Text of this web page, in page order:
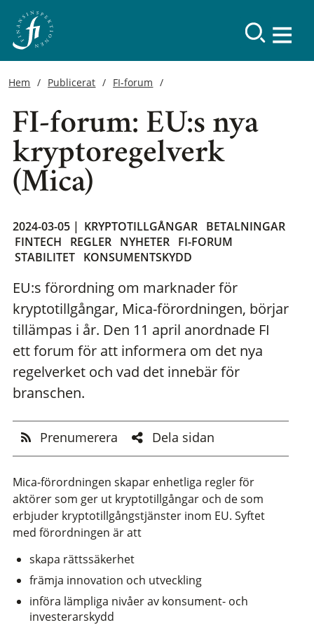
Hem Publicerat FI-forum
FI-forum: EU:s nya
kryptoregelverk
(Mica)
2024-03-05 | KRYPTOTILLGÅNGAR BETALNINGAR
FINTECH
REGLER NYHETER FI-FORUM
STABILITET KONSUMENTSKYDD
EU:s förordning om marknader för
kryptotillgångar, Mica-förordningen, börjar
tillämpas i år. Den 11 april anordnade FI
ett forum för att informera om det nya
regelverket och vad det innebär för
branschen.
Prenumerera Dela sidan
Mica-förordningen skapar enhetliga regler för
aktörer som ger ut kryptotillgångar och de som
erbjuder kryptotillgångstjänster inom EU. Syftet
med förordningen är att
skapa rättssäkerhet
främja innovation och utveckling
införa lämpliga nivåer av konsument- och
investerarskydd